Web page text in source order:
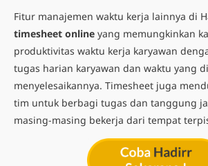
Fitur manajemen waktu kerja lainnya di
timesheet online yang memungkinkan
produktivitas waktu kerja karyawan
tugas harian karyawan dan waktu yang
menyelesaikannya. Timesheet juga
tim untuk berbagi tugas dan tanggung
masing-masing bekerja dari tempat